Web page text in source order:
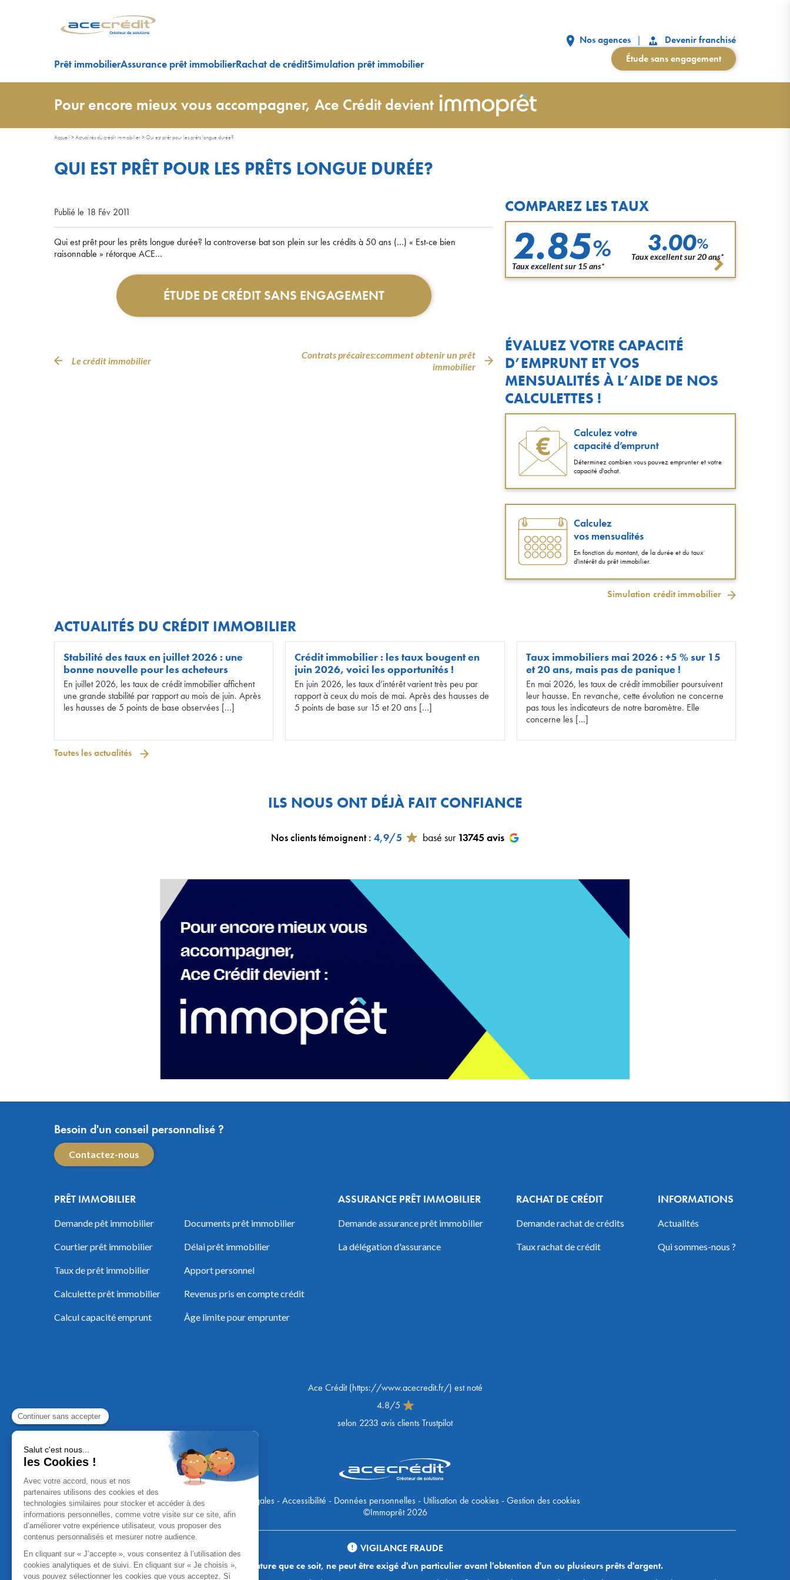
Prêt immobilierAssurance prêt immobilierRachat de créditSimulation prêt immobilier
Nos agences
Devenir franchisé
Étude sans engagement
Pour encore mieux vous accompagner, Ace Crédit devient
Accueil >Actualités du crédit immobilier>Qui est prêt pour les prêts longue durée?
QUI EST PRÊT POUR LES PRÊTS LONGUE DURÉE?
Publié le 18 Fév 2011
Qui est prêt pour les prêts longue durée? la controverse bat son plein sur les crédits à 50 ans (…) « Est-ce bien
raisonnable » rétorque ACE…
ÉTUDE DE CRÉDIT SANS ENGAGEMENT
Le crédit immobilier
Contrats précaires:comment obtenir un prêt
immobilier
COMPAREZ LES TAUX
2.85%
Taux excellent sur 15 ans*
3.00%
Taux excellent sur 20 ans*
ÉVALUEZ VOTRE CAPACITÉ
D’EMPRUNT ET VOS
MENSUALITÉS À L’AIDE DE NOS
CALCULETTES !
Calculez votre
capacité d’emprunt
Déterminez combien vous pouvez emprunter et votre
capacité d'achat.
Calculez
vos mensualités
En fonction du montant, de la durée et du taux
d'intérêt du prêt immobilier.
Simulation crédit immobilier
ACTUALITÉS DU CRÉDIT IMMOBILIER
Stabilité des taux en juillet 2026 : une
bonne nouvelle pour les acheteurs
En juillet 2026, les taux de crédit immobilier affichent
une grande stabilité par rapport au mois de juin. Après
les hausses de 5 points de base observées […]
Crédit immobilier : les taux bougent en
juin 2026, voici les opportunités !
En juin 2026, les taux d’intérêt varient très peu par
rapport à ceux du mois de mai. Après des hausses de
5 points de base sur 15 et 20 ans […]
Taux immobiliers mai 2026 : +5 % sur 15
et 20 ans, mais pas de panique !
En mai 2026, les taux de crédit immobilier poursuivent
leur hausse. En revanche, cette évolution ne concerne
pas tous les indicateurs de notre baromètre. Elle
concerne les […]
Toutes les actualités
ILS NOUS ONT DÉJÀ FAIT CONFIANCE
Nos clients témoignent: 4,9/5 basé sur 13745 avis
Besoin d'un conseil personnalisé ?
Contactez-nous
PRÊT IMMOBILIER
Demande pêt immobilier
Courtier prêt immobilier
Taux de prêt immobilier
Calculette prêt immobilier
Calcul capacité emprunt
Documents prêt immobilier
Délai prêt immobilier
Apport personnel
Revenus pris en compte crédit
Âge limite pour emprunter
ASSURANCE PRÊT IMMOBILIER
Demande assurance prêt immobilier
La délégation d'assurance
RACHAT DE CRÉDIT
Demande rachat de crédits
Taux rachat de crédit
INFORMATIONS
Actualités
Qui sommes-nous ?
Ace Crédit(https://www.acecredit.fr/) est noté
4.8/5
selon 2233 avis clients Trustpilot
Mentions Légales-Accessibilité - Données personnelles- Utilisation de cookies-Gestion des cookies
©Immoprêt 2026
VIGILANCE FRAUDE
Aucun versement, de quelque nature que ce soit, ne peut être exigé d'un particulier avant l'obtention d'un ou plusieurs prêts d'argent.